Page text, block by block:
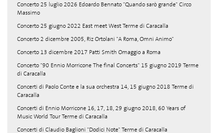
Concerto 25 luglio 2026 Edoardo Bennato "Quando sarò grande" Circo
Massimo
Concerto 25 giugno 2022 East meet West Terme di Caracalla
Concerto 2 dicembre 2005, Riz Ortolani "A Roma, Omni Animo"
Concerto 13 dicembre 2017 Patti Smith Omaggio a Roma
Concerto "90 Ennio Morricone The final Concerts" 15 giugno 2019 Terme
di Caracalla
Concerti di Paolo Conte e la sua orchestra 14, 15 giugno 2018 Terme di
Caracalla
Concerti di Ennio Morricone 16, 17, 18, 29 giugno 2018, 60 Years of
Music World Tour Terme di Caracalla
Concerti di Claudio Baglioni "Dodici Note" Terme di Caracalla